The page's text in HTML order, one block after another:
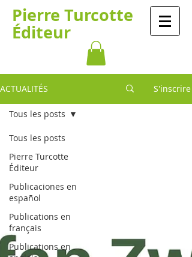
​​​​Pierre Turcotte​​​
Éditeur
ACTUALITÉS S'inscrire
Tous les posts
Pierre Turcotte
Éditeur
Publicaciones en
español
Publications en
français
Publications en
Tous les posts